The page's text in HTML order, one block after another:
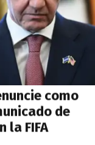
como
de
la FIFA